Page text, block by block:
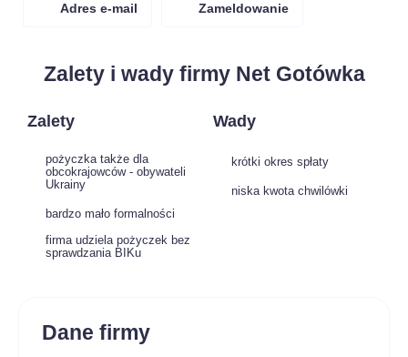
Adres e-mail Zameldowanie
Zalety i wady firmy Net Gotówka
Zalety
pożyczka także dla
obcokrajowców - obywateli
Ukrainy
bardzo mało formalności
firma udziela pożyczek bez
sprawdzania BIKu
Wady
krótki okres spłaty
niska kwota chwilówki
Dane firmy